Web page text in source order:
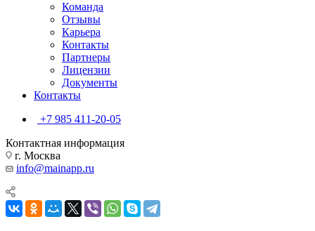
Команда
Отзывы
Карьера
Контакты
Партнеры
Лицензии
Документы
Контакты
+7 985 411-20-05
Контактная информация
г. Москва
info@mainapp.ru